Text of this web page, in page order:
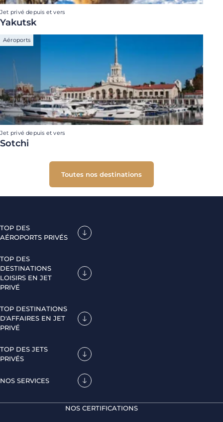
Jet privé depuis et vers
Yakutsk
Aéroports
Jet privé depuis et vers
Sotchi
Toutes nos destinations
TOP DES
AÉROPORTS PRIVÉS
TOP DES
DESTINATIONS
LOISIRS EN JET
PRIVÉ
TOP DESTINATIONS
D'AFFAIRES EN JET
PRIVÉ
TOP DES JETS
PRIVÉS
NOS SERVICES
NOS CERTIFICATIONS